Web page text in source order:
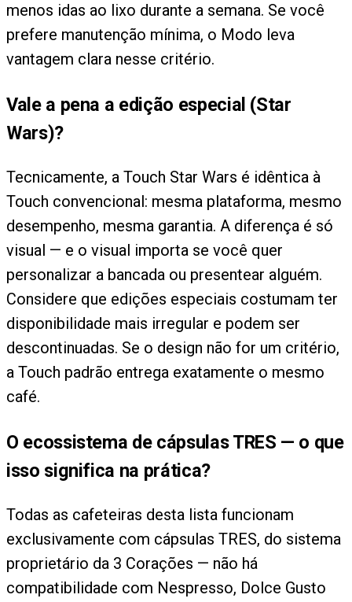
menos idas ao lixo durante a semana. Se você
prefere manutenção mínima, o Modo leva
vantagem clara nesse critério.
Vale a pena a edição especial (Star
Wars)?
Tecnicamente, a Touch Star Wars é idêntica à
Touch convencional: mesma plataforma, mesmo
desempenho, mesma garantia. A diferença é só
visual — e o visual importa se você quer
personalizar a bancada ou presentear alguém.
Considere que edições especiais costumam ter
disponibilidade mais irregular e podem ser
descontinuadas. Se o design não for um critério,
a Touch padrão entrega exatamente o mesmo
café.
O ecossistema de cápsulas TRES — o que
isso significa na prática?
Todas as cafeteiras desta lista funcionam
exclusivamente com cápsulas TRES, do sistema
proprietário da 3 Corações — não há
compatibilidade com Nespresso, Dolce Gusto